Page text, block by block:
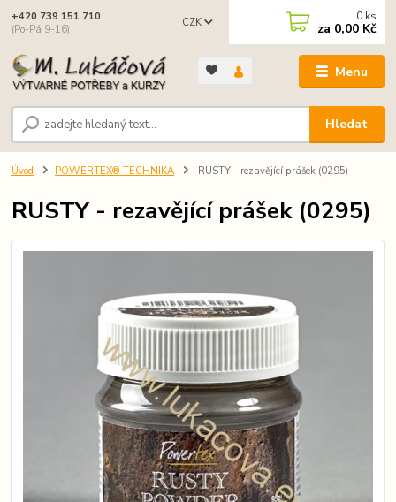
Menu
CZK
Hledat
+420 739 151 710
(Po-Pá 9-16)
0 ks
za 0,00 Kč
Úvod POWERTEX® TECHNIKA RUSTY - rezavějící prášek (0295)
RUSTY - rezavějící prášek (0295)